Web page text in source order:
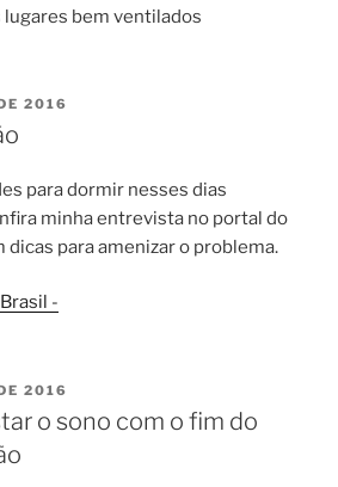
bem ventilados
2016
para dormir nesses dias
minha entrevista no portal do
dicas para amenizar o problema.
2016
o sono com o fim do